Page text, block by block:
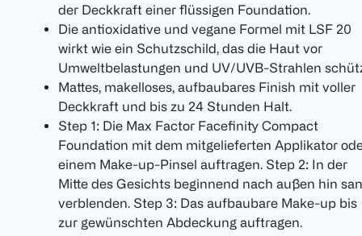
der Deckkraft einer flüssigen Foundation.
Die antioxidative und vegane Formel mit LSF 20
wirkt wie ein Schutzschild, das die Haut vor
Umweltbelastungen und UV/UVB-Strahlen
Mattes, makelloses, aufbaubares Finish mit voller
Deckkraft und bis zu 24 Stunden Halt.
Step 1: Die Max Factor Facefinity Compact
Foundation mit dem mitgelieferten Applikator
einem Make-up-Pinsel auftragen. Step 2: In der
Mitte des Gesichts beginnend nach außen hin
verblenden. Step 3: Das aufbaubare Make-up bis
zur gewünschten Abdeckung auftragen.